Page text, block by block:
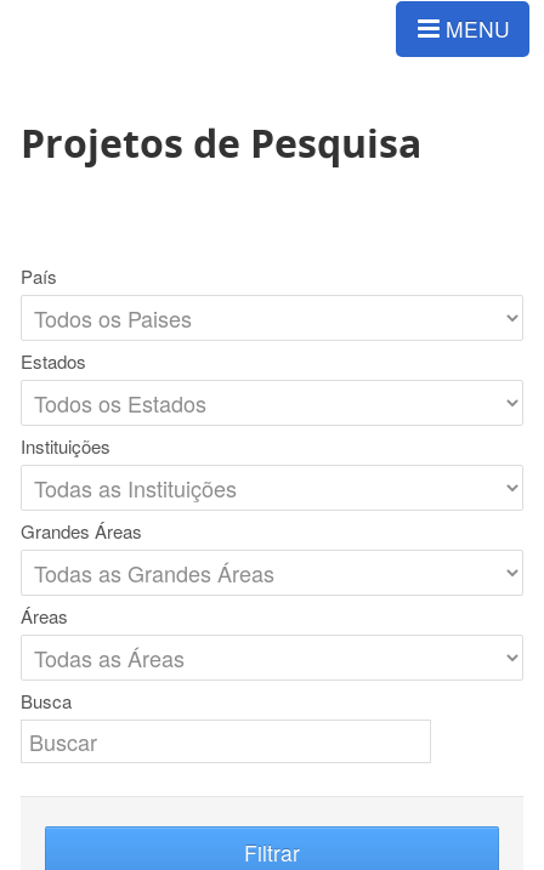
MENU
Projetos de Pesquisa
País
Estados
Instituições
Grandes Áreas
Áreas
Busca
Filtrar